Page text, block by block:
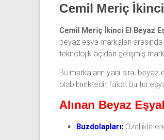
Cemil Meriç
Cemil Meriç İkinci El Beyaz
beyaz eşya markaları arasında
teknolojik açıdan gelişmiş
Bu markaların yanı sıra, beyaz
olabilmektedir, fakat bu tür
Alınan Beyaz
Buzdolapları: Özellikle